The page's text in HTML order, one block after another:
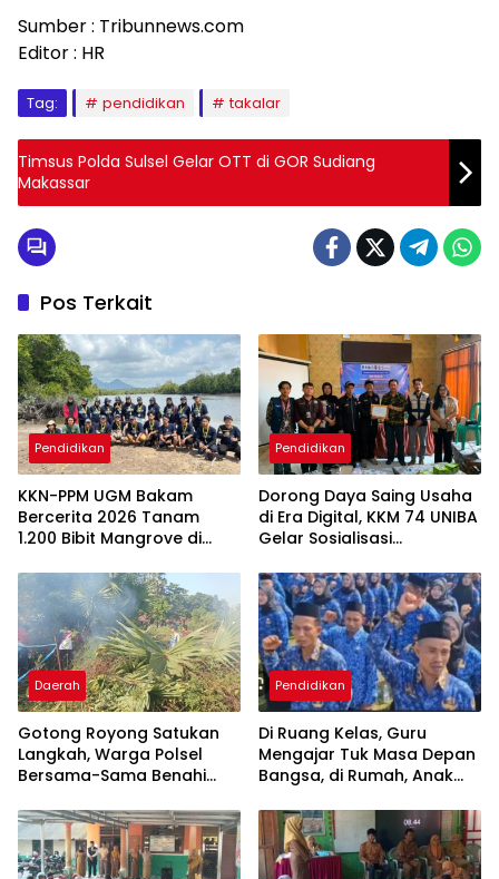
Sumber : Tribunnews.com
Editor : HR
Tag: pendidikan takalar
Timsus Polda Sulsel Gelar OTT di GOR Sudiang
Makassar
Pos Terkait
Pendidikan
KKN-PPM UGM Bakam
Bercerita 2026 Tanam
1.200 Bibit Mangrove di
Pendidikan
Dorong Daya Saing Usaha
di Era Digital, KKM 74 UNIBA
Gelar Sosialisasi
Berbasis
Technopreneurship
Daerah
Gotong Royong Satukan
Langkah, Warga Polsel
Bersama-Sama Benahi
Sambut HUT RI ke-81
Pendidikan
Di Ruang Kelas, Guru
Mengajar Tuk Masa Depan
Bangsa, di Rumah, Anak
Belum Dibayar